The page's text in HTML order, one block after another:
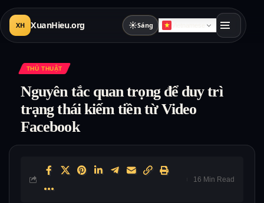
XH XuanHieu.org ☀Sáng
THỦ THUẬT
Nguyên tắc quan trọng để duy trì
trạng thái kiếm tiền từ Video
Facebook
16 Min Read